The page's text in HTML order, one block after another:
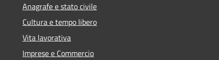
Anagrafe e stato civile
Cultura e tempo libero
Vita lavorativa
Imprese e Commercio